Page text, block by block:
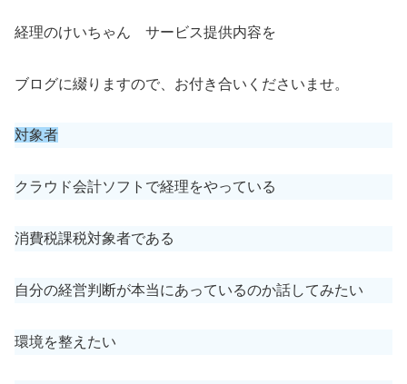
経理のけいちゃん サービス提供内容を
ブログに綴りますので、お付き合いくださいませ。
対象者
クラウド会計ソフトで経理をやっている
消費税課税対象者である
自分の経営判断が本当にあっているのか話してみたい
環境を整えたい